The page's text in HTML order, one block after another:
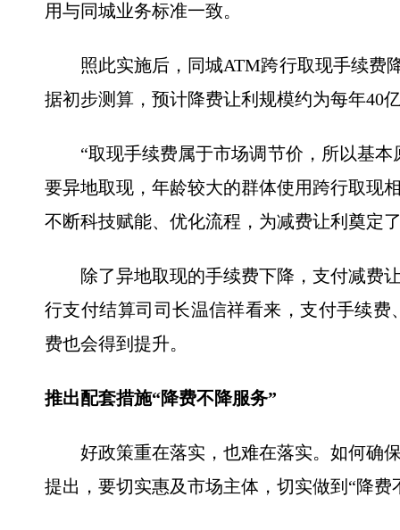
用与同城业务标准一致。
照此实施后，同城ATM跨行取现手续费
据初步测算，预计降费让利规模约为每年40
“取现手续费属于市场调节价，所以基
要异地取现，年龄较大的群体使用跨行取现
不断科技赋能、优化流程，为减费让利奠定
除了异地取现的手续费下降，支付减费
行支付结算司司长温信祥看来，支付手续
费也会得到提升。
推出配套措施“降费不降服务”
好政策重在落实，也难在落实。如何确
提出，要切实惠及市场主体，切实做到“降费